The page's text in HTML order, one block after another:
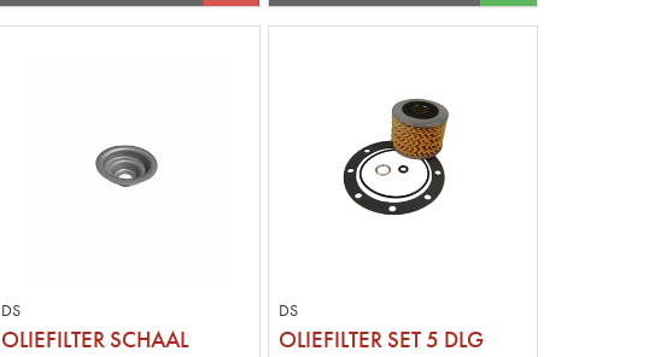
DS
OLIEFILTER SCHAAL
DS
OLIEFILTER SET 5 DLG